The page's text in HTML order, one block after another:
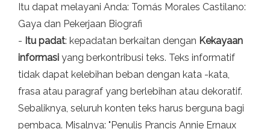
Itu dapat melayani Anda: Tomás Morales Castilano:
Gaya dan Pekerjaan Biografi
- Itu padat: kepadatan berkaitan dengan Kekayaan
informasi yang berkontribusi teks. Teks informatif
tidak dapat kelebihan beban dengan kata -kata,
frasa atau paragraf yang berlebihan atau dekoratif.
Sebaliknya, seluruh konten teks harus berguna bagi
pembaca. Misalnya: "Penulis Prancis Annie Ernaux